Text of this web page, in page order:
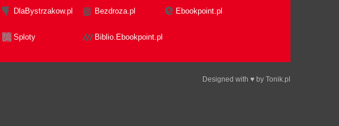
DlaBystrzakow.pl Bezdroza.pl Ebookpoint.pl
Sploty Biblio.Ebookpoint.pl
Designed with ♥ by Tonik.pl